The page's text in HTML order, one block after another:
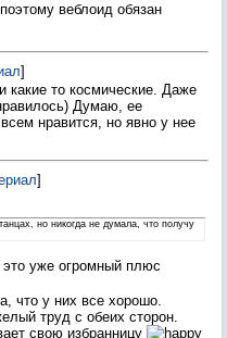
веблоид обязан
]
то космические. Даже
Думаю, ее
нравится, но явно у нее
]
но никогда не думала, что получу
уже огромный плюс
что у них все хорошо.
труд с обеих сторон.
свою избранницу